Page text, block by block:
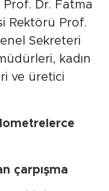
Prof. Dr. Fatma
Rektörü Prof.
Sekreteri
kadın
ve üretici
çarpışma